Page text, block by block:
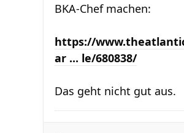
BKA-Chef machen:
https://
ar ... le/680838/
Das geht nicht gut aus.